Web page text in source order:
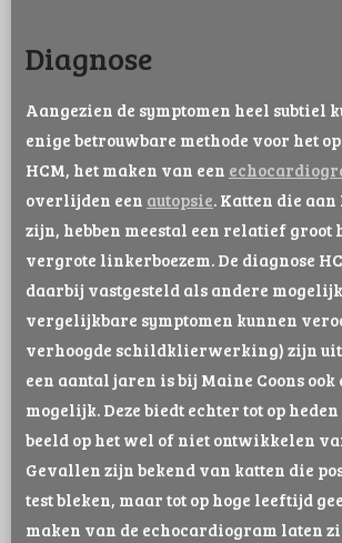
Diagnose
Aangezien de symptomen heel subtiel
enige betrouwbare methode voor het
HCM, het maken van een
overlijden een autopsie. Katten die
zijn, hebben meestal een relatief groot
vergrote linkerboezem. De diagnose
daarbij vastgesteld als andere
vergelijkbare symptomen kunnen
verhoogde schildklierwerking) zijn
een aantal jaren is bij Maine Coons ook
mogelijk. Deze biedt echter tot op
beeld op het wel of niet ontwikkelen
Gevallen zijn bekend van katten die
test bleken, maar tot op hoge leeftijd
maken van de echocardiogram laten